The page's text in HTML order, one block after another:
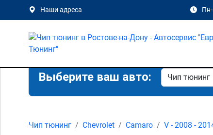
Наши адреса
Выберите ваш авто:
Чип тюнинг Chevrolet Camaro V - 2008 -